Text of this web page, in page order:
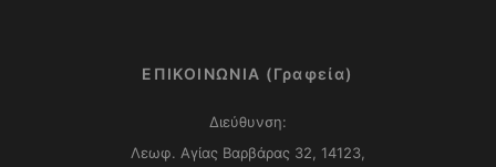
ΕΠΙΚΟΙΝΩΝΙΑ (Γραφεία)
Διεύθυνση:
Λεωφ. Αγίας Βαρβάρας 32, 14123,